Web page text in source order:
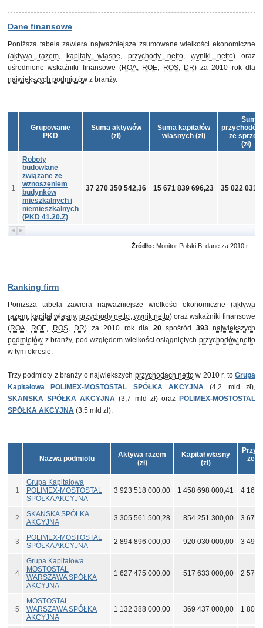
Dane finansowe
Poniższa tabela zawiera najważniejsze zsumowane wielkości ekonomiczne
(aktywa razem, kapitały własne, przychody netto, wyniki netto) oraz
uśrednione wskaźniki finansowe (ROA, ROE, ROS, DR) za 2010 rok dla
największych podmiotów z branży.
Grupowanie
PKD
Suma aktywów
(zł)
Suma kapitałów
własnych (zł)
Suma
ze
(zł)
1
Roboty
budowlane
związane ze
wznoszeniem
budynków
mieszkalnych i
niemieszkalnych
(PKD 41.20.Z)
37 270 350 542,36 15 671 839 696,23 35 022 031
Źródło: Monitor Polski B, dane za 2010 r.
Ranking firm
Poniższa tabela zawiera najważniejsze wielkości ekonomiczne (aktywa
razem, kapitał własny,przychody netto, wynik netto) oraz wskaźniki finansowe
(ROA, ROE, ROS, DR) za 2010 rok dla 20spośród 393 największych
podmiotów z branży, pod względem wielkości osiągniętych przychodów netto
w tym okresie.
Trzy podmioty z branży o największych przychodach nettow 2010 r. toGrupa
Kapitałowa POLIMEX-MOSTOSTAL SPÓŁKA AKCYJNA (4,2 mld zł),
SKANSKA SPÓŁKA AKCYJNA (3,7 mld zł) oraz POLIMEX-MOSTOSTAL
SPÓŁKA AKCYJNA (3,5 mld zł).
Nazwa podmiotu
Aktywa razem
(zł)
Kapitał własny
(zł)
ze
1
Grupa Kapitałowa
POLIMEX-MOSTOSTAL
SPÓŁKA AKCYJNA
3 923 518 000,00 1 458 698 000,41 4 160
2
SKANSKA SPÓŁKA
AKCYJNA
3 305 561 500,28 854 251 300,00 3 671
3
POLIMEX-MOSTOSTAL
SPÓŁKA AKCYJNA
2 894 896 000,00 920 030 000,00 3 499
4
Grupa Kapitałowa
MOSTOSTAL
WARSZAWA SPÓŁKA
AKCYJNA
1 627 475 000,00 517 633 000,00 2 570
5
MOSTOSTAL
WARSZAWA SPÓŁKA
AKCYJNA
1 132 388 000,00 369 437 000,00 1 805